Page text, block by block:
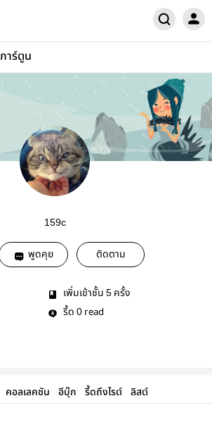
การ์ตูน
159c
พูดคุย ติดตาม
เพิ่มเข้าชั้น 5 ครั้ง
รี้ด 0 read
คอลเลคชัน อีบุ๊ก รี้ดถึงไรต์ ลิสต์